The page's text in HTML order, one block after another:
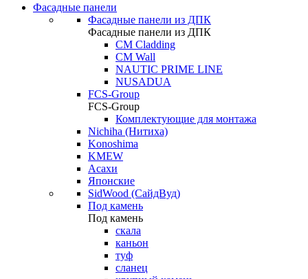
Фасадные панели
Фасадные панели из ДПК
Фасадные панели из ДПК
CM Cladding
CM Wall
NAUTIC PRIME LINE
NUSADUA
FCS-Group
FCS-Group
Комплектующие для монтажа
Nichiha (Нитиха)
Konoshima
KMEW
Асахи
Японские
SidWood (СайдВуд)
Под камень
Под камень
скала
каньон
туф
сланец